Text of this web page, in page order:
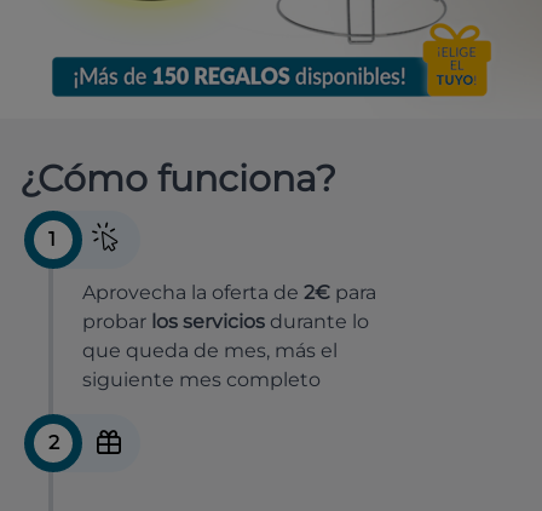
¿Cómo funciona?
1
Aprovecha la oferta de 2€ para
probar los servicios durante lo
que queda de mes, más el
siguiente mes completo
2